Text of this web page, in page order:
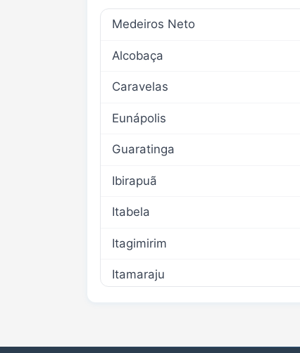
Medeiros Neto
Alcobaça
Caravelas
Eunápolis
Guaratinga
Ibirapuã
Itabela
Itagimirim
Itamaraju